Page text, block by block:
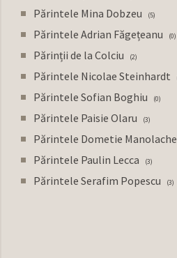
Părintele Mina Dobzeu 5
Părintele Adrian Făgețeanu 0
Părinții de la Colciu 2
Părintele Nicolae Steinhardt
Părintele Sofian Boghiu 0
Părintele Paisie Olaru 3
Părintele Dometie Manolache
Părintele Paulin Lecca 3
Părintele Serafim Popescu 3